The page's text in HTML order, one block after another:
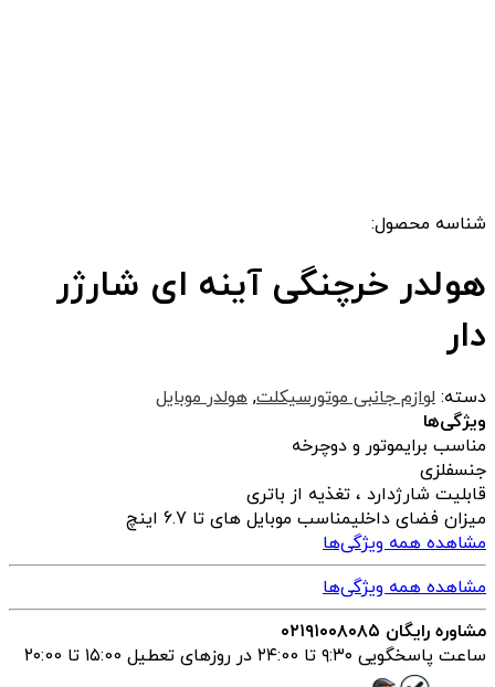
شناسه محصول:
هولدر خرچنگی آینه ای شارژر
دار
دسته: لوازم جانبی موتورسیکلت, هولدر موبایل
ویژگی‌ها
مناسب برایموتور و دوچرخه
جنسفلزی
قابلیت شارژدارد ، تغذیه از باتری
میزان فضای داخلیمناسب موبایل های تا 6.7 اینچ
مشاهده همه ویژگی‌ها
مشاهده همه ویژگی‌ها
مشاوره رایگان ۰۲۱۹۱۰۰۸۰۸۵
ساعت پاسخگویی ۹:۳۰ تا ۲۴:00 در روزهای تعطیل ۱۵:00 تا ۲۰:00